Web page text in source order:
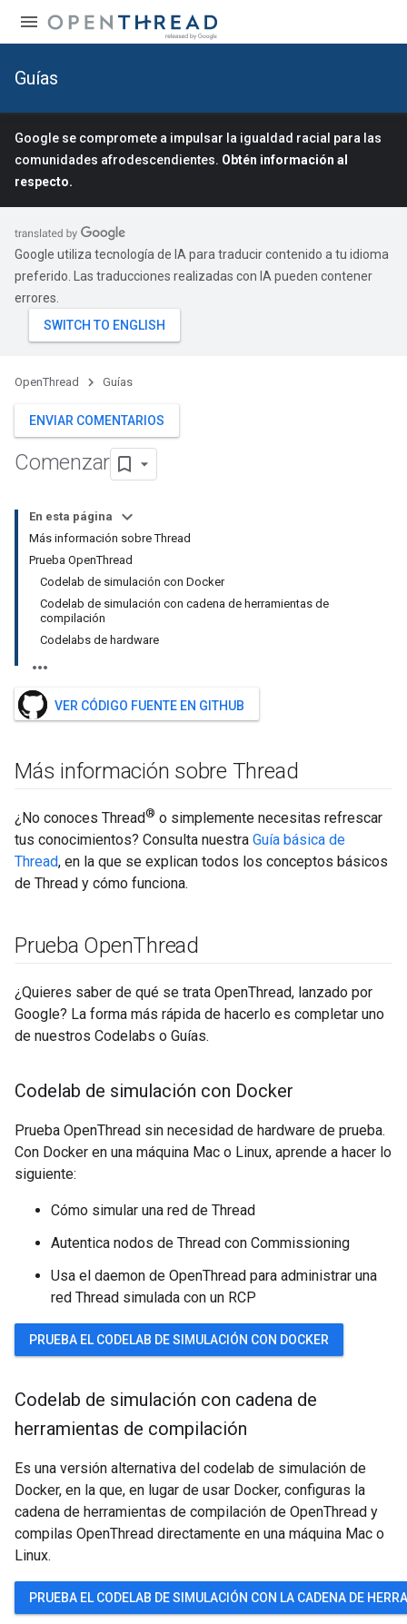
Guías
Google se compromete a impulsar la igualdad racial para las
comunidades afrodescendientes. Obtén información al
respecto.
Google utiliza tecnología de IA para traducir contenido a tu idioma
preferido. Las traducciones realizadas con IA pueden contener
errores.
OpenThread Guías
ENVIAR COMENTARIOS
Comenzar
En esta página
Más información sobre Thread
Prueba OpenThread
Codelab de simulación con Docker
Codelab de simulación con cadena de herramientas de
compilación
Codelabs de hardware
VER CÓDIGO FUENTE EN GITHUB
Más información sobre Thread
¿No conoces Thread® o simplemente necesitas refrescar
tus conocimientos? Consulta nuestra Guía básica de
Thread, en la que se explican todos los conceptos básicos
de Thread y cómo funciona.
Prueba OpenThread
¿Quieres saber de qué se trata OpenThread, lanzado por
Google? La forma más rápida de hacerlo es completar uno
de nuestros Codelabs o Guías.
Codelab de simulación con Docker
Prueba OpenThread sin necesidad de hardware de prueba.
Con Docker en una máquina Mac o Linux, aprende a hacer lo
siguiente:
Cómo simular una red de Thread
Autentica nodos de Thread con Commissioning
Usa el daemon de OpenThread para administrar una
red Thread simulada con un RCP
PRUEBA EL CODELAB DE SIMULACIÓN CON DOCKER
Codelab de simulación con cadena de
herramientas de compilación
Es una versión alternativa del codelab de simulación de
Docker, en la que, en lugar de usar Docker, configuras la
cadena de herramientas de compilación de OpenThread y
compilas OpenThread directamente en una máquina Mac o
Linux.
PRUEBA EL CODELAB DE SIMULACIÓN CON LA CADENA DE